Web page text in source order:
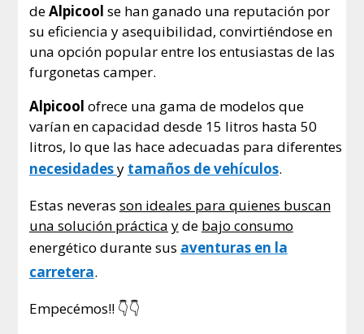
deAlpicool se han ganado una reputación por
su eficiencia y asequibilidad, convirtiéndose en
una opción popular entre los entusiastas de las
furgonetas camper.
Alpicool ofrece una gama de modelos que
varían en capacidad desde 15 litros hasta 50
litros, lo que las hace adecuadas para diferentes
necesidadesy tamaños de vehículos.
Estas neveras son ideales para quienes buscan
una solución práctica yde bajo consumo
energético durante sus aventuras en la
carretera.
Empecémos!! 👇👇